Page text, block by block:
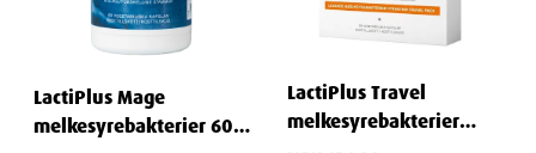
LactiPlus Mage
melkesyrebakterier 60
LactiPlus Travel
melkesyrebakterier